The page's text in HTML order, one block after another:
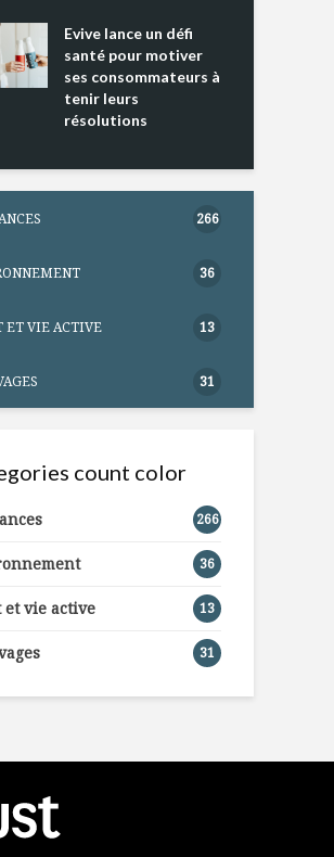
Evive lance un défi
santé pour motiver
ses consommateurs à
tenir leurs
résolutions
266
36
ET VIE ACTIVE 13
31
count color
266
36
et vie active 13
31